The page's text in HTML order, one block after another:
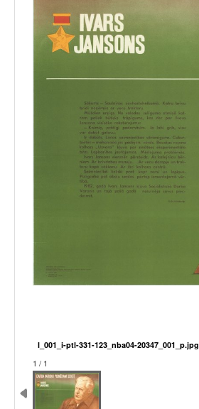
l_001_i-ptl-331-123_nba04-20347_001_p.jpg
1 / 1